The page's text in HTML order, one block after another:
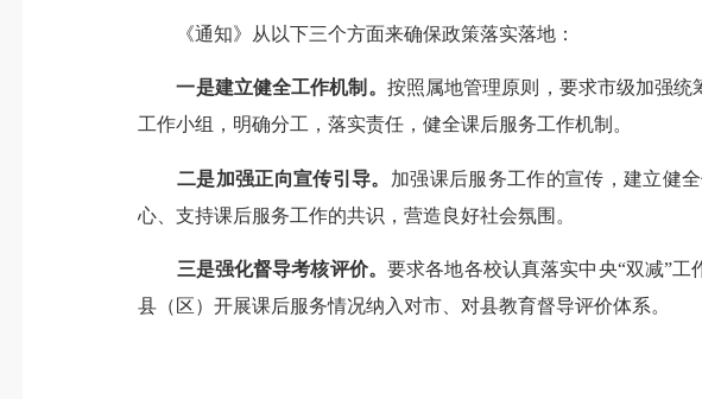
《通知》从以下三个方面来确保政策落实落地：
一是建立健全工作机制。 按照属地管理原则，要求市级加强
工作小组，明确分工，落实责任，健全课后服务工作机制。
二是加强正向宣传引导。 加强课后服务工作的宣传，建立健
心、支持课后服务工作的共识，营造良好社会氛围。
三是强化督导考核评价。要求各地各校认真落实中央“双减”
县（区）开展课后服务情况纳入对市、对县教育督导评价体系。